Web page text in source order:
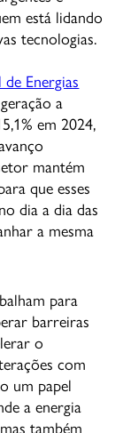
está lidando
tecnologias.
Energias
a
em 2024,
mantém
que esses
dia a dia das
a mesma
para
barreiras
o
com
um papel
a energia
também